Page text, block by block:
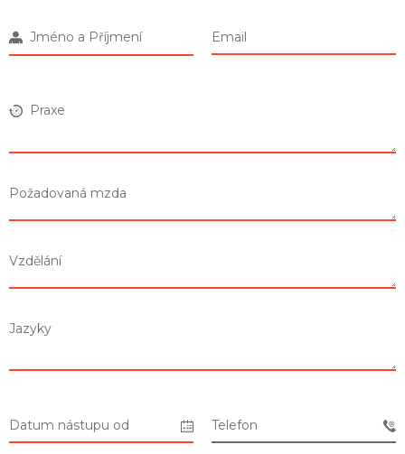
Seznam prodejen
Informace
Jméno a Příjmení Email
Praxe
Požadovaná mzda
Vzdělání
Jazyky
Datum nástupu od Telefon